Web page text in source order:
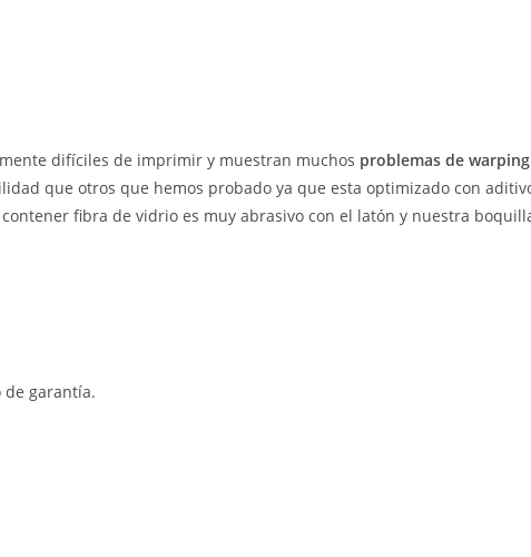
difíciles de imprimir y muestran muchos problemas de warping
que otros que hemos probado ya que esta optimizado con
fibra de vidrio es muy abrasivo con el latón y nuestra
de garantía.